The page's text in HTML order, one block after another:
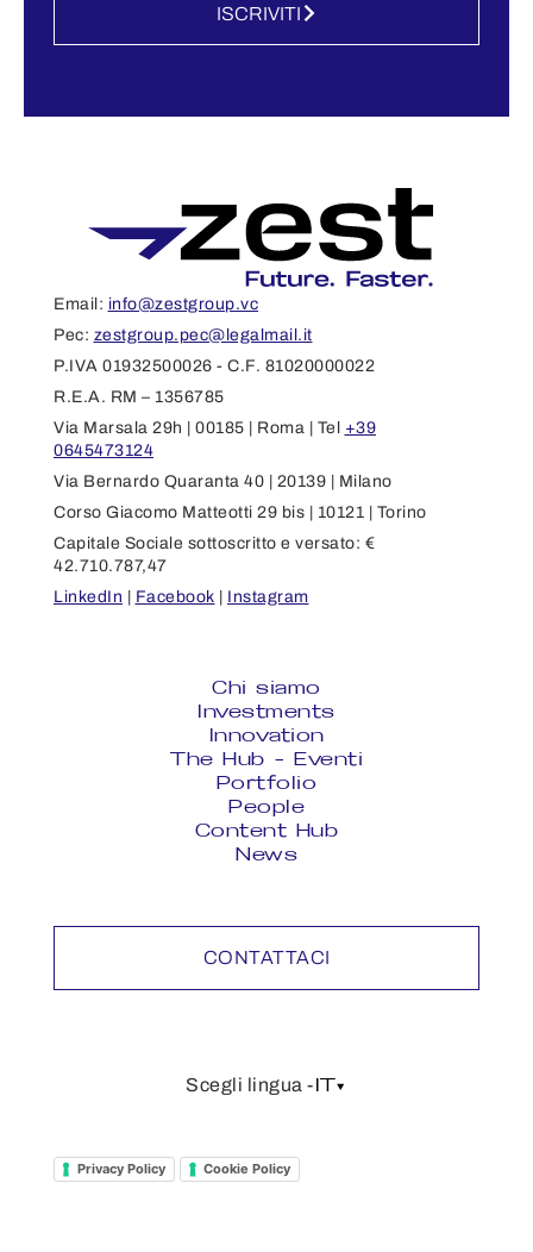
ISCRIVITI
Email: info@zestgroup.vc
Pec: zestgroup.pec@legalmail.it
P.IVA 01932500026 - C.F. 81020000022
R.E.A. RM – 1356785
Via Marsala 29h | 00185 | Roma | Tel +39
0645473124
Via Bernardo Quaranta 40 | 20139 | Milano
Corso Giacomo Matteotti 29 bis | 10121 | Torino
Capitale Sociale sottoscritto e versato: €
42.710.787,47
LinkedIn | Facebook | Instagram
Chi siamo
Investments
Innovation
The Hub - Eventi
Portfolio
People
Content Hub
News
CONTATTACI
Scegli lingua -IT
Privacy Policy Cookie Policy